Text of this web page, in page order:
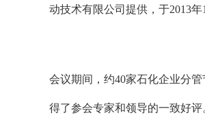
动技术有限公司提供，于2013
会议期间，约40家石化企业分
得了参会专家和领导的一致好评